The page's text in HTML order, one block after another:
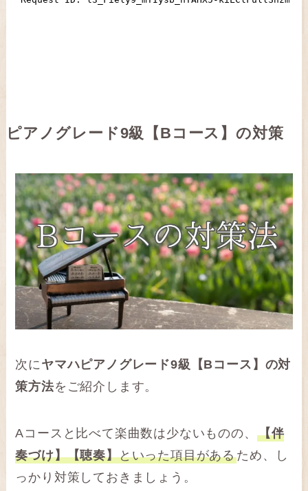
ピアノグレード9級【Bコース】の対策
次にヤマハピアノグレード9級【Bコース】の対
策方法をご紹介します。
Aコースと比べて楽曲数は少ないものの、 【伴
奏づけ】【聴奏】といった項目があるため、し
っかり対策しておきましょう。